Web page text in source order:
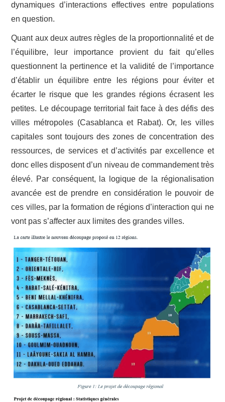
dynamiques d’interactions effectives entre populations
en question.
Quant aux deux autres règles de la proportionnalité et de
l’équilibre, leur importance provient du fait qu’elles
questionnent la pertinence et la validité de l’importance
d’établir un équilibre entre les régions pour éviter et
écarter le risque que les grandes régions écrasent les
petites. Le découpage territorial fait face à des défis des
villes métropoles (Casablanca et Rabat). Or, les villes
capitales sont toujours des zones de concentration des
ressources, de services et d’activités par excellence et
donc elles disposent d’un niveau de commandement très
élevé. Par conséquent, la logique de la régionalisation
avancée est de prendre en considération le pouvoir de
ces villes, par la formation de régions d’interaction qui ne
vont pas s’affecter aux limites des grandes villes.